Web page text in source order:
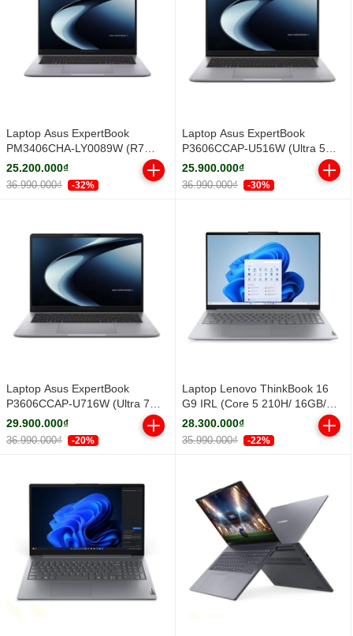
Laptop Asus ExpertBook
PM3406CHA-LY0089W (R7
8840HS/ 16GB/ 512GB SSD/ 14
inch WUXGA/ Win11/ Grey/ Vỏ
nhôm)
25.200.000₫
36.990.000₫ -32%
Laptop Asus ExpertBook
P3606CCAP-U516W (Ultra 5
225H/ 16GB/ 512GB SSD/ 16
inch WUXGA/ Win11/ Grey)
25.900.000₫
36.990.000₫ -30%
Laptop Asus ExpertBook
P3606CCAP-U716W (Ultra 7
255H/ 16GB/ 512GB SSD/ 16
inch WUXGA/ Win11/ Grey)
29.900.000₫
36.990.000₫ -20%
Laptop Lenovo ThinkBook 16
G9 IRL (Core 5 210H/ 16GB/
512GB SSD/ 16 inch WUXGA/
Win11/ Grey/ Vỏ nhôm/ 2Y)
28.300.000₫
35.990.000₫ -22%